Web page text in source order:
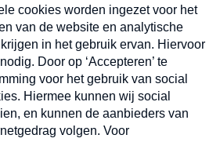
Verzend